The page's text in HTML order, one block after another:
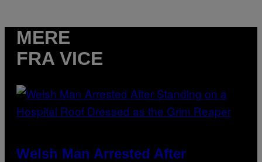
MERE
FRA VICE
Welsh Man Arrested After